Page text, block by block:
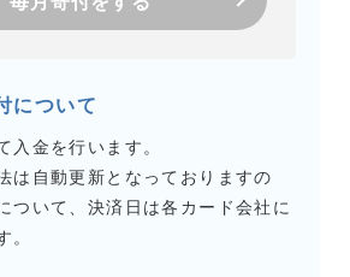
について
入金を行います。
は自動更新となっておりますの
ついて、決済日は各カード会社に